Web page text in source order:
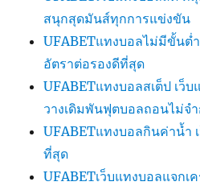
สนุกสุดมันส์ทุกการแข่งขัน
UFABETแทงบอลไม่มีขั้นต่
อัตราต่อรองดีที่สุด
UFABETแทงบอลสเต็ป เว็
วางเดิมพันฟุตบอลถอนไม่จ
UFABETแทงบอลกินค่าน้ำ
ที่สุด
UFABETเว็บแทงบอลแจก